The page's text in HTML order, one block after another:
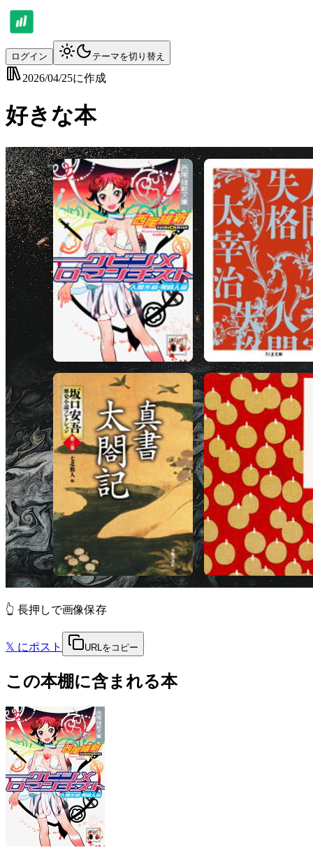
ログイン テーマを切り替え
2026/04/25に作成
好きな本
👆 長押しで画像保存
𝕏 にポスト URLをコピー
この本棚に含まれる本